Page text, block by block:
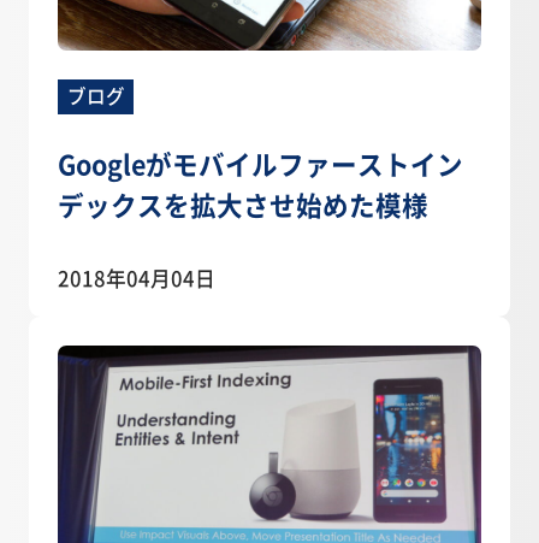
ブログ
Googleがモバイルファーストイン
デックスを拡大させ始めた模様
2018年04月04日